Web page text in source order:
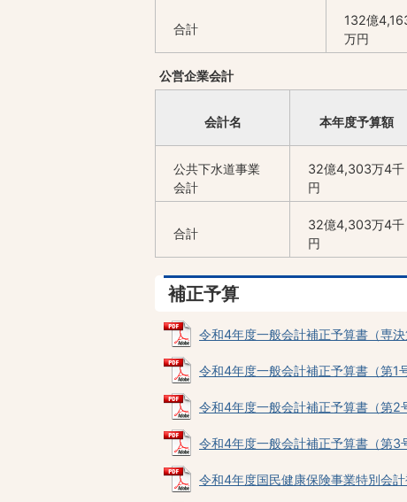
合計
132億
万円
公営企業会計
会計名 本年度予算額
公共下水道事業
会計
32億4,303万4千
円
合計
32億4,303万4千
円
補正予算
令和4年度一般会計補正予算書（専
令和4年度一般会計補正予算書（第1
令和4年度一般会計補正予算書（第
令和4年度一般会計補正予算書（第
令和4年度国民健康保険事業特別会